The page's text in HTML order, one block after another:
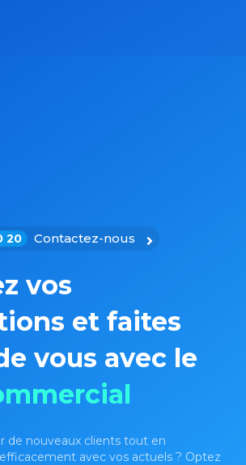
20 Contactez-nous
vos
et faites
vous avec le
de nouveaux clients tout en
avec vos actuels ? Optez